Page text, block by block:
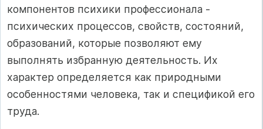
компонентов психики профессионала -
психических процессов, свойств, состояний,
образований, которые позволяют ему
выполнять избранную деятельность. Их
характер определяется как природными
особенностями человека, так и спецификой его
труда.